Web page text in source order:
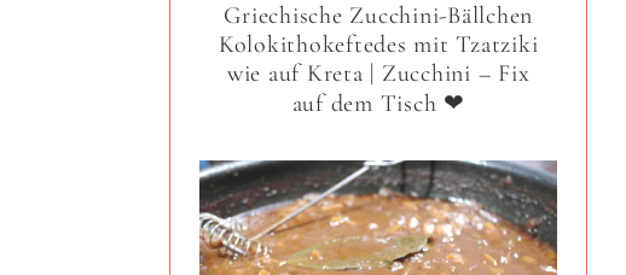
Griechische Zucchini-Bällchen
Kolokithokeftedes mit Tzatziki
wie auf Kreta | Zucchini – Fix
auf dem Tisch ❤